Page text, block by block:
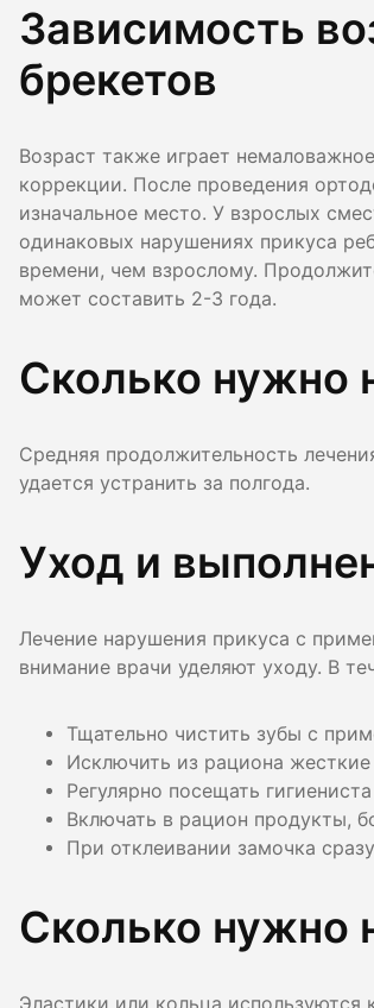
Зависимость
брекетов
Возраст также играет
коррекции. После проведения
изначальное место. У взрослых
одинаковых нарушениях прикуса
времени, чем взрослому.
может составить 2-3 года.
Сколько нужно
Средняя продолжительность
удается устранить за полгода.
Уход и
Лечение нарушения прикуса с
внимание врачи уделяют уходу. В
Тщательно чистить зубы с
Исключить из рациона
Регулярно посещать
Включать в рацион продукты,
При отклеивании замочка
Сколько нужно
Эластики или кольца используются